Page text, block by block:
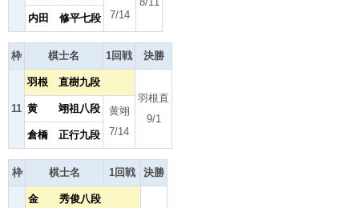
7/14
内田 修平七段
枠 棋士名 1回戦 決勝
11
羽根 直樹九段
羽根直
9/1
黄 翊祖八段
黄翊
7/14
倉橋 正行九段
枠 棋士名 1回戦 決勝
金 秀俊八段